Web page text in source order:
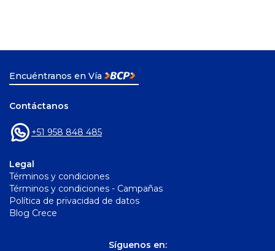
Encuéntranos en Vía
Contáctanos
+51 958 848 485
Legal
Términos y condiciones
Términos y condiciones - Campañas
Política de privacidad de datos
Blog Crece
Síguenos en: